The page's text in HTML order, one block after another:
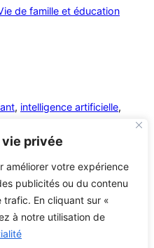
privée
améliorer votre expérience
publicités ou du contenu
trafic. En cliquant sur «
à notre utilisation de
de famille et éducation
, intelligence artificielle
© C i E M